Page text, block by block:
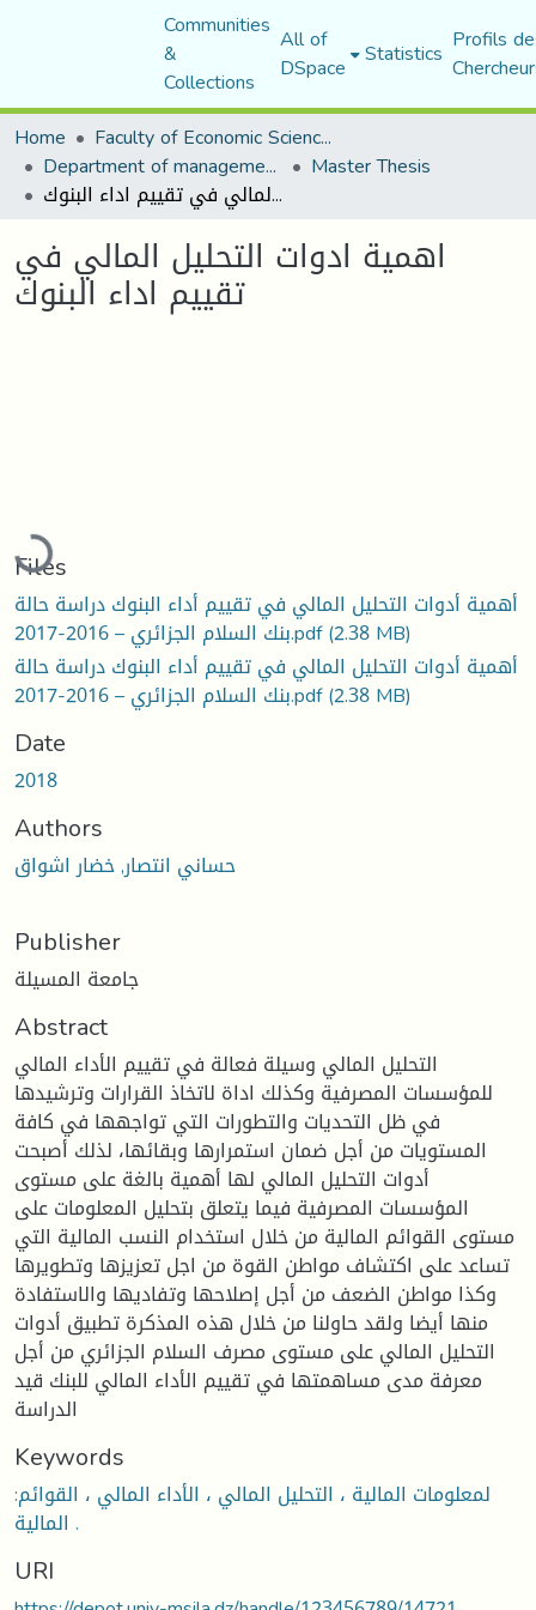
Communities
&
Collections
All of
DSpace Statistics Profils
Home
Faculty of Economic Sciences, Commerce and Management Sciences
Department of management sciences Master Thesis
اهمية ادوات التحليل المالي في تقييم اداء البنوك
اهمية ادوات التحليل المالي في
تقييم اداء البنوك
Loading...
Files
أهمية أدوات التحليل المالي في تقييم أداء البنوك دراسة حالة
بنك السلام الجزائري – 2016-2017.pdf(2.38 MB)
أهمية أدوات التحليل المالي في تقييم أداء البنوك دراسة حالة
بنك السلام الجزائري – 2016-2017.pdf(2.38 MB)
Date
2018
Authors
حساني انتصار, خضار اشواق
Publisher
جامعة المسيلة
Abstract
التحليل المالي وسيلة فعالة في تقييم الأداء المالي
للمؤسسات المصرفية وكذلك اداة لاتخاذ القرارات وترشيدها
في ظل التحديات والتطورات التي تواجهها في كافة
المستويات من أجل ضمان استمرارها وبقائها، لذلك أصبحت
أدوات التحليل المالي لها أهمية بالغة على مستوى
المؤسسات المصرفية فيما يتعلق بتحليل المعلومات على
مستوى القوائم المالية من خلال استخدام النسب المالية التي
تساعد على اكتشاف مواطن القوة من اجل تعزيزها وتطويرها
وكذا مواطن الضعف من أجل إصلاحها وتفاديها والاستفادة
منها أيضا ولقد حاولنا من خلال هذه المذكرة تطبيق أدوات
التحليل المالي على مستوى مصرف السلام الجزائري من أجل
معرفة مدى مساهمتها في تقييم الأداء المالي للبنك قيد
الدراسة
Keywords
:لمعلومات المالية ، التحليل المالي ، الأداء المالي ، القوائم
المالية .
URI